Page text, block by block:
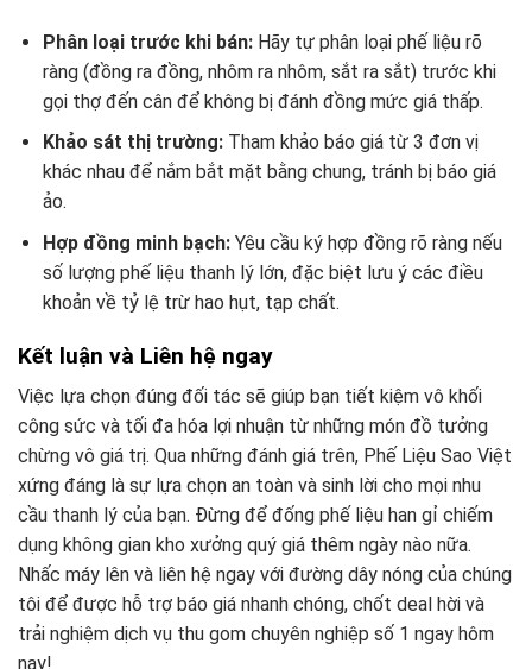
Phân loại trước khi bán:Hãy tự phân loại phế liệu rõ
ràng (đồng ra đồng, nhôm ra nhôm, sắt ra sắt) trước khi
gọi thợ đến cân để không bị đánh đồng mức giá thấp.
Khảo sát thị trường:Tham khảo báo giá từ 3 đơn vị
khác nhau để nắm bắt mặt bằng chung, tránh bị báo giá
ảo.
Hợp đồng minh bạch:Yêu cầu ký hợp đồng rõ ràng nếu
số lượng phế liệu thanh lý lớn, đặc biệt lưu ý các điều
khoản về tỷ lệ trừ hao hụt, tạp chất.
Kết luận và Liên hệ ngay
Việc lựa chọn đúng đối tác sẽ giúp bạn tiết kiệm vô khối
công sức và tối đa hóa lợi nhuận từ những món đồ tưởng
chừng vô giá trị. Qua những đánh giá trên, Phế Liệu Sao Việt
xứng đáng là sự lựa chọn an toàn và sinh lời cho mọi nhu
cầu thanh lý của bạn. Đừng để đống phế liệu han gỉ chiếm
dụng không gian kho xưởng quý giá thêm ngày nào nữa.
Nhấc máy lên và liên hệ ngay với đường dây nóng của chúng
tôi để được hỗ trợ báo giá nhanh chóng, chốt deal hời và
trải nghiệm dịch vụ thu gom chuyên nghiệp số 1 ngay hôm
nay!